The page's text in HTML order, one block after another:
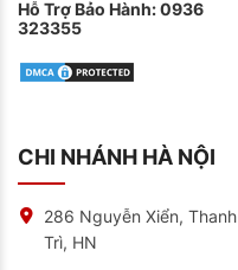
Hỗ Trợ Bảo Hành:0936
323355
CHI NHÁNH HÀ NỘI
286 Nguyễn Xiển, Thanh
Trì, HN